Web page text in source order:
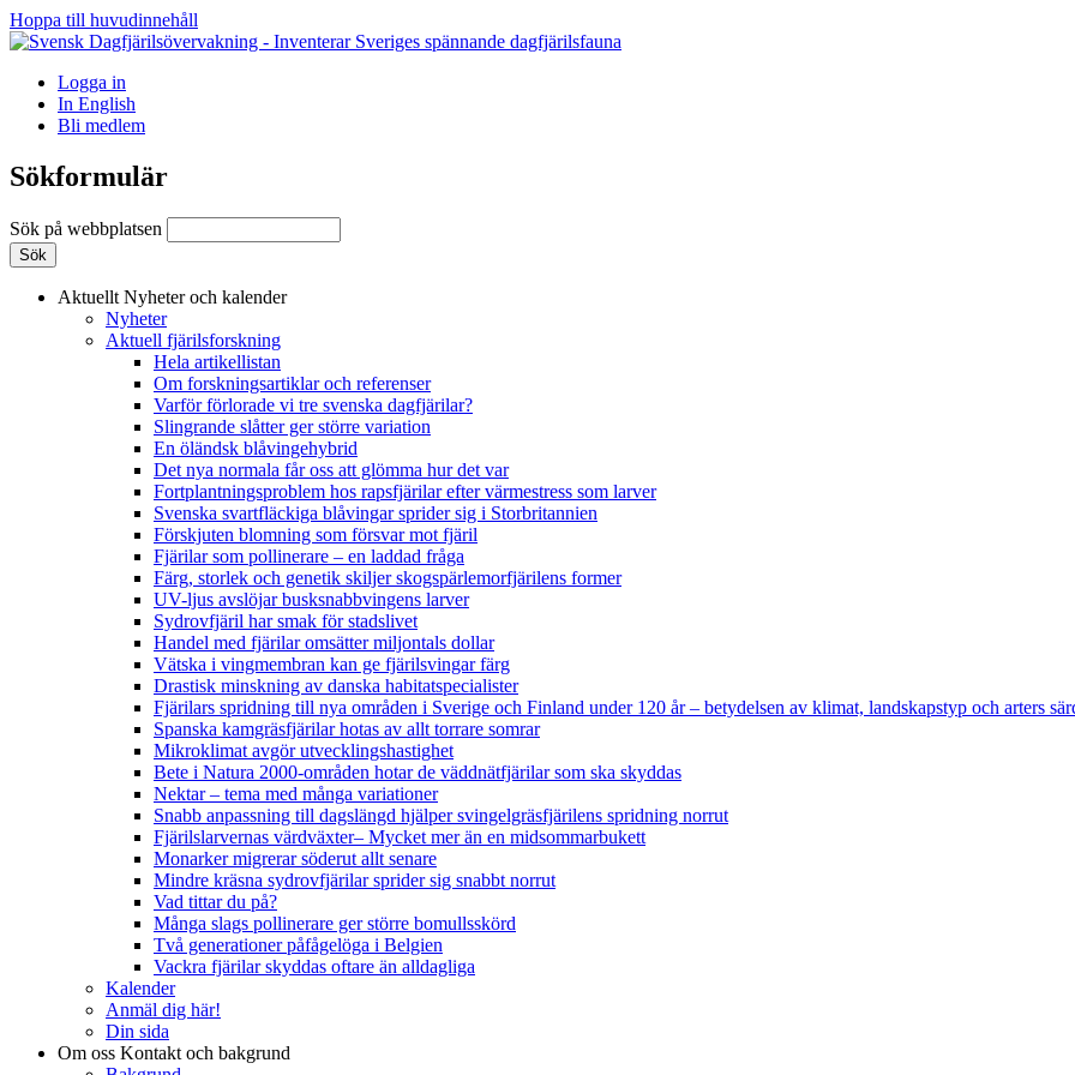
Hoppa till huvudinnehåll
Logga in
In English
Bli medlem
Sökformulär
Sök på webbplatsen
Aktuellt Nyheter och kalender
Nyheter
Aktuell fjärilsforskning
Hela artikellistan
Om forskningsartiklar och referenser
Varför förlorade vi tre svenska dagfjärilar?
Slingrande slåtter ger större variation
En öländsk blåvingehybrid
Det nya normala får oss att glömma hur det var
Fortplantningsproblem hos rapsfjärilar efter värmestress som larver
Svenska svartfläckiga blåvingar sprider sig i Storbritannien
Förskjuten blomning som försvar mot fjäril
Fjärilar som pollinerare – en laddad fråga
Färg, storlek och genetik skiljer skogspärlemorfjärilens former
UV-ljus avslöjar busksnabbvingens larver
Sydrovfjäril har smak för stadslivet
Handel med fjärilar omsätter miljontals dollar
Vätska i vingmembran kan ge fjärilsvingar färg
Drastisk minskning av danska habitatspecialister
Fjärilars spridning till nya områden i Sverige och Finland under 120 år– betydelsen av klimat, landskapstyp och arters
Spanska kamgräsfjärilar hotas av allt torrare somrar
Mikroklimat avgör utvecklingshastighet
Bete i Natura 2000-områden hotar de väddnätfjärilar som ska skyddas
Nektar – tema med många variationer
Snabb anpassning till dagslängd hjälper svingelgräsfjärilens spridning norrut
Fjärilslarvernas värdväxter– Mycket mer än en midsommarbukett
Monarker migrerar söderut allt senare
Mindre kräsna sydrovfjärilar sprider sig snabbt norrut
Vad tittar du på?
Många slags pollinerare ger större bomullsskörd
Två generationer påfågelöga i Belgien
Vackra fjärilar skyddas oftare än alldagliga
Kalender
Anmäl dig här!
Din sida
Om oss Kontakt och bakgrund